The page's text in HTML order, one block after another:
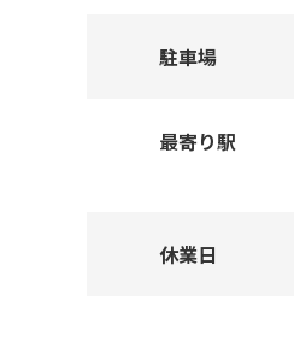
駐車場
最寄り駅
休業日